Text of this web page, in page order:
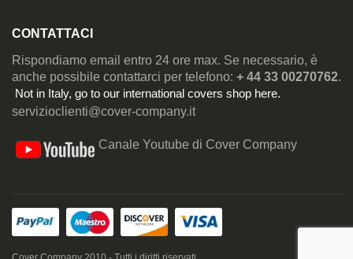
CONTATTACI
Rispondiamo email entro 24 ore max. Se necessario, è
anche possibile contattarci per telefono: + 44 33 00270762.
Not in Italy, go to our international covers shop here.
servizioclienti@cover-company.it
Canale Youtube di Cover Company